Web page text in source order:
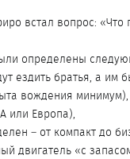
встал вопрос: «Что
определены
ездить братья, а им
вождения минимум),
или Европа),
– от компакт до
двигатель «с